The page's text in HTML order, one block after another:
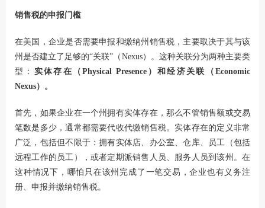
销售税的申报门槛
在美国，企业是否需要申报和缴纳州销售税，主要取决于其与该
州是否建立了足够的“关联”（Nexus）。这种关联分为两种主要类
型： 实体存在（Physical Presence）和经济关联（Economic
Nexus）。
首先，如果企业在一个州拥有实体存在，那么不管销售额或交易
笔数是多少，通常都需要代收代缴销售税。实体存在的定义非常
广泛，包括但不限于：拥有实体店、办公室、仓库、员工（包括
远程工作的员工），或者定期派销售人员、服务人员到该州。在
这种情况下，哪怕只在该州完成了一笔交易，企业也有义务注
册、申报并缴纳销售税。